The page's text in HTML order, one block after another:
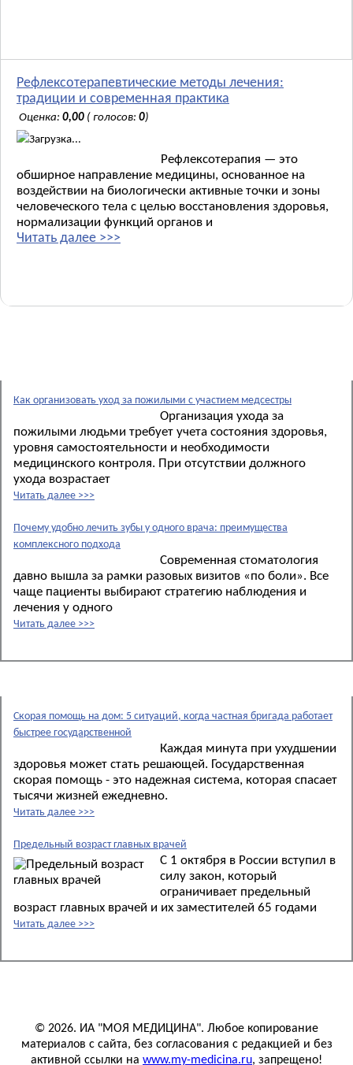
Рефлексотерапевтические методы лечения:
традиции и современная практика
Оценка: 0,00 ( голосов: 0)
Загрузка...
Рефлексотерапия — это
обширное направление медицины, основанное на
воздействии на биологически активные точки и зоны
человеческого тела с целью восстановления здоровья,
нормализации функций органов и
Читать далее >>>
Как организовать уход за пожилыми с участием медсестры
Организация ухода за
пожилыми людьми требует учета состояния здоровья,
уровня самостоятельности и необходимости
медицинского контроля. При отсутствии должного
ухода возрастает
Читать далее >>>
Почему удобно лечить зубы у одного врача: преимущества
комплексного подхода
Современная стоматология
давно вышла за рамки разовых визитов «по боли». Все
чаще пациенты выбирают стратегию наблюдения и
лечения у одного
Читать далее >>>
Скорая помощь на дом: 5 ситуаций, когда частная бригада работает
быстрее государственной
Каждая минута при ухудшении
здоровья может стать решающей. Государственная
скорая помощь - это надежная система, которая спасает
тысячи жизней ежедневно.
Читать далее >>>
Предельный возраст главных врачей
С 1 октября в России вступил в
силу закон, который
ограничивает предельный
возраст главных врачей и их заместителей 65 годами
Читать далее >>>
© 2026. ИА "МОЯ МЕДИЦИНА". Любое копирование
материалов с сайта, без согласования с редакцией и без
активной ссылки на www.my-medicina.ru, запрещено!